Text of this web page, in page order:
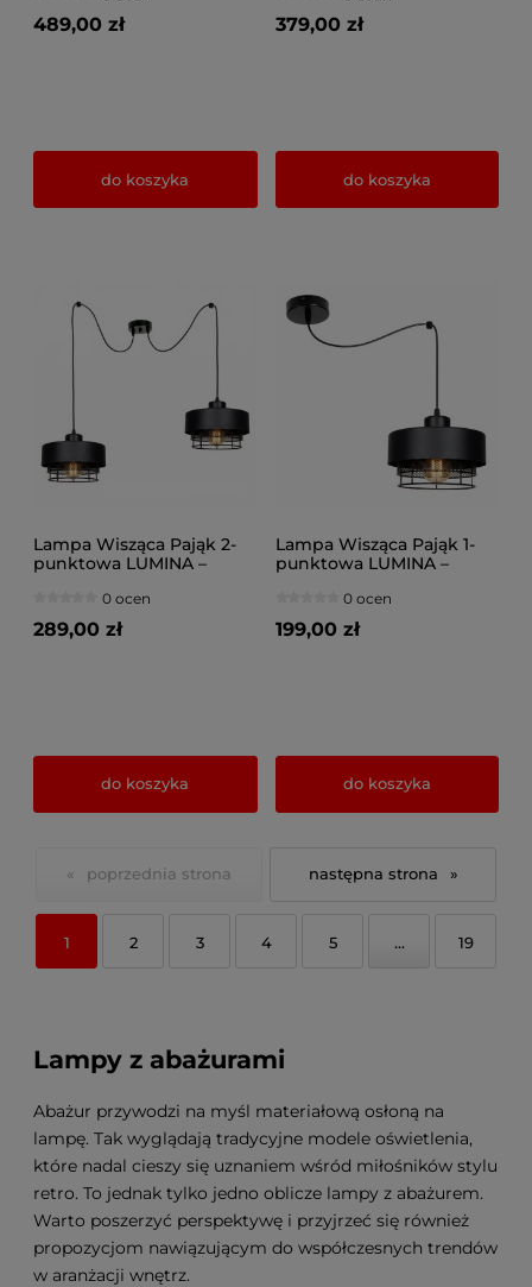
489,00 zł
do koszyka
379,00 zł
do koszyka
Lampa Wisząca Pająk 2-
punktowa LUMINA –
(Różne kolory) 8652-CC
0 ocen
289,00 zł
do koszyka
Lampa Wisząca Pająk 1-
punktowa LUMINA –
(Różne kolory) 8651-CC
0 ocen
199,00 zł
do koszyka
«
1 2 3 4 5 ... 19
»
Lampy z abażurami
Abażur przywodzi na myśl materiałową osłoną na
lampę. Tak wyglądają tradycyjne modele oświetlenia,
które nadal cieszy się uznaniem wśród miłośników stylu
retro. To jednak tylko jedno oblicze lampy z abażurem.
Warto poszerzyć perspektywę i przyjrzeć się również
propozycjom nawiązującym do współczesnych trendów
w aranżacji wnętrz.